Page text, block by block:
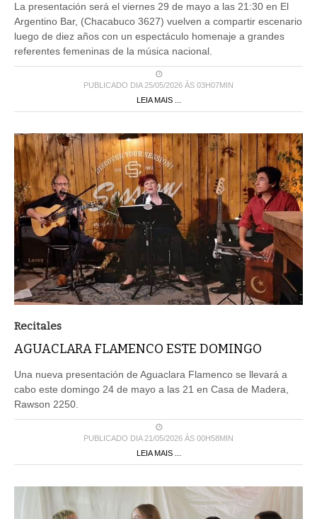
La presentación será el viernes 29 de mayo a las 21:30 en El
Argentino Bar, (Chacabuco 3627) vuelven a compartir escenario
luego de diez años con un espectáculo homenaje a grandes
referentes femeninas de la música nacional.
PUBLICADO DIA 25/05/2026 ÀS 03H07MIN
LEIA MAIS ...
Recitales
AGUACLARA FLAMENCO ESTE DOMINGO
Una nueva presentación de Aguaclara Flamenco se llevará a
cabo este domingo 24 de mayo a las 21 en Casa de Madera,
Rawson 2250.
PUBLICADO DIA 21/05/2026 ÀS 00H58MIN
LEIA MAIS ...